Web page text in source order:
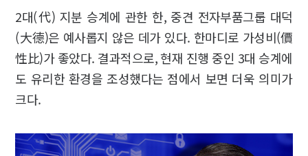
2대(代) 지분 승계에 관한 한, 중견 전자부품그룹 대덕
(大德)은 예사롭지 않은 데가 있다. 한마디로 가성비(價
性比)가 좋았다. 결과적으로, 현재 진행 중인 3대 승계에
도 유리한 환경을 조성했다는 점에서 보면 더욱 의미가
크다.